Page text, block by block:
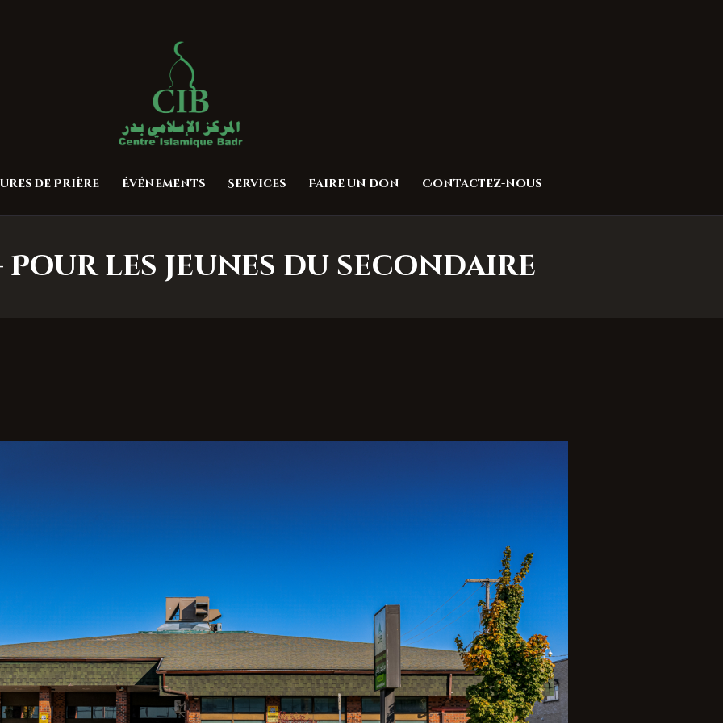
de Prière Événements Services Faire un don Contactez-nous
– Pour les jeunes du secondaire
Centre Islamique Badr
Heures de Prière
Événements
Faire un don